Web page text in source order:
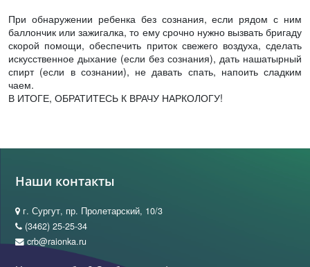
При обнаружении ребенка без сознания, если рядом с ним
баллончик или зажигалка, то ему срочно нужно вызвать бригаду
скорой помощи, обеспечить приток свежего воздуха, сделать
искусственное дыхание (если без сознания), дать нашатырный
спирт (если в сознании), не давать спать, напоить сладким
чаем.
В ИТОГЕ, ОБРАТИТЕСЬ К ВРАЧУ НАРКОЛОГУ!
Наши контакты
г. Сургут, пр. Пролетарский, 10/3
(3462) 25-25-34
crb@raionka.ru